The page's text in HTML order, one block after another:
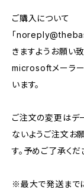
ご購入について
「
きますようお願い
microsoftメーラー
います。
ご注文の変更はデ
ないようご注文お
す。予めご了承くだ
※最大で発送まで